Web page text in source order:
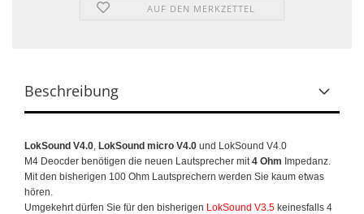
AUF DEN MERKZETTEL
Beschreibung
LokSound V4.0, LokSound micro V4.0 und LokSound V4.0
M4 Deocder benötigen die neuen Lautsprecher mit4 Ohm Impedanz.
Mit den bisherigen 100 Ohm Lautsprechern werden Sie kaum etwas
hören.
Umgekehrt dürfen Sie für den bisherigen LokSound V3.5 keinesfalls 4